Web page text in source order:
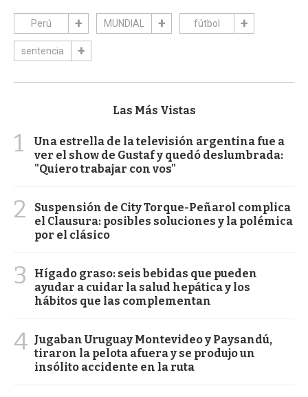
Perú MUNDIAL fútbol
sentencia
Las Más Vistas
1
Una estrella de la televisión argentina fue a
ver el show de Gustaf y quedó deslumbrada:
"Quiero trabajar con vos"
2
Suspensión de City Torque-Peñarol complica
el Clausura: posibles soluciones y la polémica
por el clásico
3
Hígado graso: seis bebidas que pueden
ayudar a cuidar la salud hepática y los
hábitos que las complementan
4 Jugaban Uruguay Montevideo y Paysandú,
tiraron la pelota afuera y se produjo un
insólito accidente en la ruta